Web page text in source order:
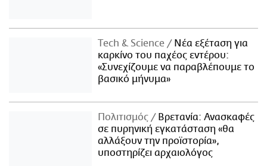
Τech & Science
Νέα εξέταση για
καρκίνο του παχέος εντέρου:
«Συνεχίζουμε να παραβλέπουμε το
βασικό μήνυμα»
Πολιτισμός
Βρετανία: Ανασκαφές
σε πυρηνική εγκατάσταση «θα
αλλάξουν την προϊστορία»,
υποστηρίζει αρχαιολόγος